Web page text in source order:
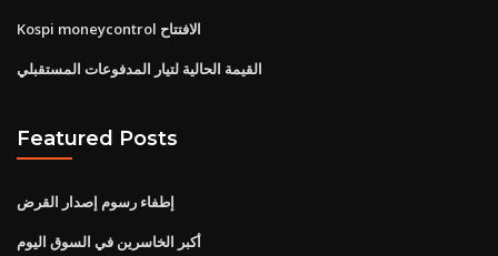
Kospi moneycontrol الافتتاح
القيمة الحالية لتيار المدفوعات المستقبلي
Featured Posts
إطفاء رسوم إصدار القرض
أكبر الخاسرين في السوق اليوم